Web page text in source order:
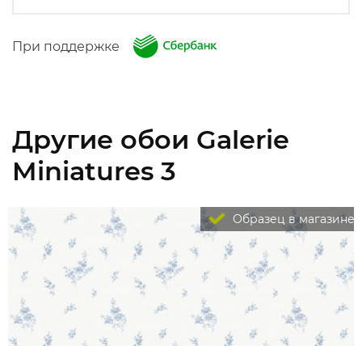
При поддержке
Другие обои Galerie
Miniatures 3
Образец в магазине